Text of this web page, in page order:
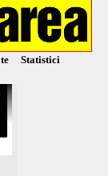
Statistici